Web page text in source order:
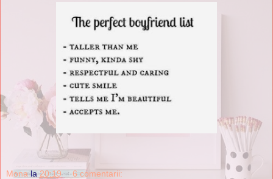
Mona la20:19 6 comentarii: